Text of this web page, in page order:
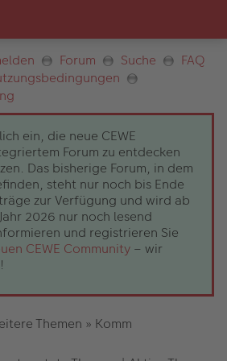
Forum Suche
FAQ
ein, die neue CEWE
Forum zu entdecken
Das bisherige Forum, in dem
steht nur noch bis Ende
zur Verfügung und wird ab
2026 nur noch lesend
und registrieren Sie
CEWE Community – wir
Themen » Komm